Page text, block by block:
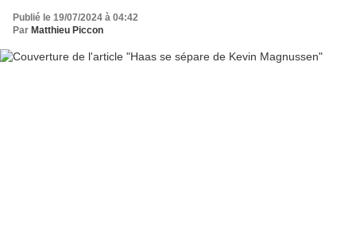
Publié le 19/07/2024 à 04:42
Par Matthieu Piccon